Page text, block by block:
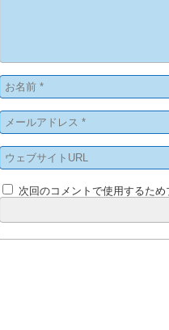
次回のコメントで使用するた